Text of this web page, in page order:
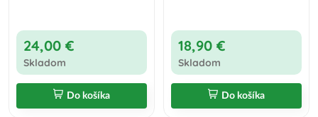
24,00 €
Skladom
Do košíka
18,90 €
Skladom
Do košíka